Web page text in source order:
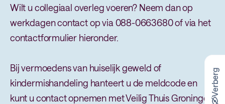
Wilt u collegiaal overleg voeren? Neem dan op
werkdagen contact op via 088-0663680 of via het
contactformulier hieronder.
Bij vermoedens van huiselijk geweld of
kindermishandeling hanteert u de meldcode en
kunt u contact opnemen met Veilig Thuis Groningen.
Verberg